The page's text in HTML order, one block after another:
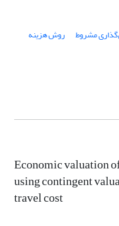
مشروط روش هزینه
Economic valuation
using contingent
travel cost